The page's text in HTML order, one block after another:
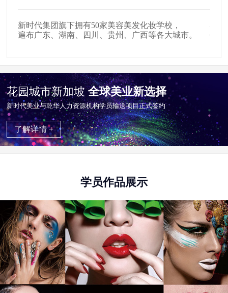
城市。
在全国拥有509家美发店、907家影楼影视公司，
654家中高级美容会所就业合作单位。
花园城市新加坡全球美业新选择
新时代美业与乾华⼈⼒资源机构学员输送项目正式签约
了解详情 +
学员作品展示